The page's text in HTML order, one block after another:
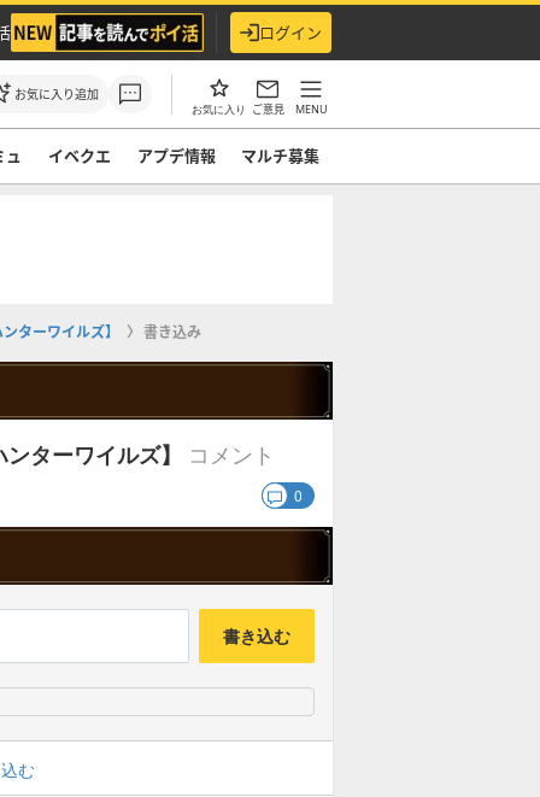
ログイン
お気に入り追加
お気に入り ご意見 MENU
ュ イベクエ アプデ情報 マルチ募集
ターワイルズ】 書き込み
ターワイルズ】 コメント
0
書き込む
む